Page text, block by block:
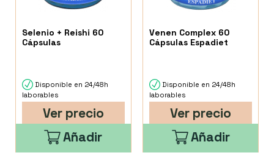
Selenio + Reishi 60
Cápsulas
Disponible en 24/48h
laborables
Ver precio
Añadir
Venen Complex 60
Cápsulas Espadiet
Disponible en 24/48h
laborables
Ver precio
Añadir